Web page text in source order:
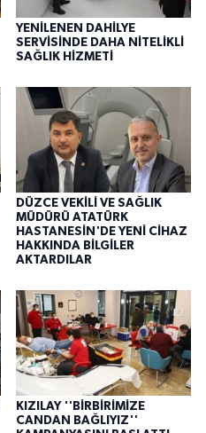
YENİLENEN DAHİLYE
SERVİSİNDE DAHA NİTELİKLİ
SAĞLIK HİZMETİ
DÜZCE VEKİLİ VE SAĞLIK
MÜDÜRÜ ATATÜRK
HASTANESİN'DE YENİ CİHAZ
HAKKINDA BİLGİLER
AKTARDILAR
KIZILAY ''BİRBİRİMİZE
CANDAN BAĞLIYIZ''